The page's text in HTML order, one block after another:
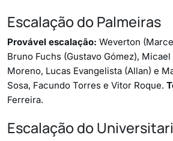
Escalação do Palmeiras
Provável escalação: Weverton
Bruno Fuchs (Gustavo Gómez),
Moreno, Lucas Evangelista (Allan) e
Sosa, Facundo Torres e Vitor Roque.
Ferreira.
Escalação do